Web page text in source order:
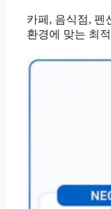
카페, 음식점, 펜
환경에 맞는 최